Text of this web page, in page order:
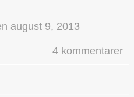
august 9, 2013
4 kommentarer